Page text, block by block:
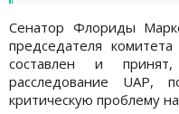
Сенатор Флориды
председателя
составлен и
расследование
критическую проблему